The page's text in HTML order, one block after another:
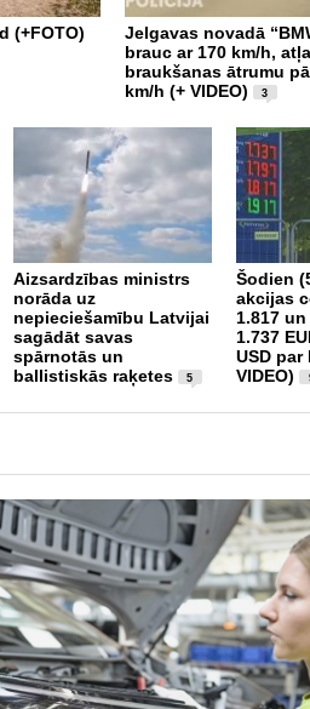
(+FOTO)
Jelgavas novadā
brauc ar 170 km/h,
braukšanas ātrumu
km/h (+ VIDEO)
3
Aizsardzības ministrs
norāda uz
nepieciešamību Latvijai
sagādāt savas
spārnotās un
ballistiskās raķetes
5
Šodien
akcijas
1.817
1.737
USD par
VIDEO)